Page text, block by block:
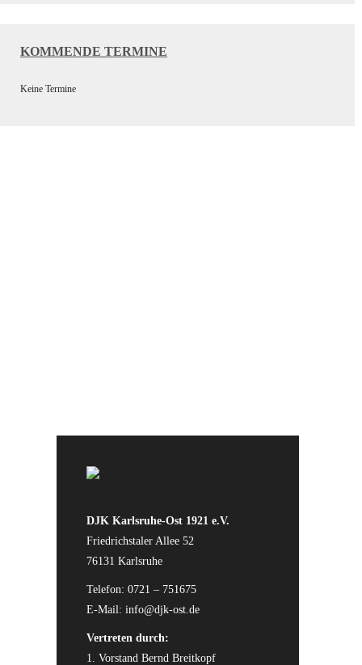
KOMMENDE TERMINE
Keine Termine
DJK Karlsruhe-Ost 1921 e.V.
Friedrichstaler Allee 52
76131 Karlsruhe
Telefon: 0721 – 751675
E-Mail: info@djk-ost.de
Vertreten durch:
1. Vorstand Bernd Breitkopf